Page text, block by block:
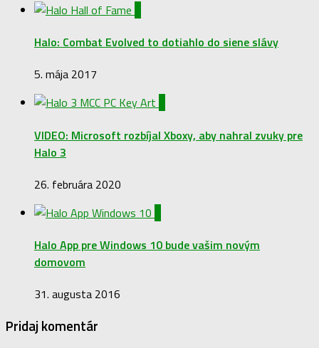
Halo: Combat Evolved to dotiahlo do siene slávy
5. mája 2017
VIDEO: Microsoft rozbíjal Xboxy, aby nahral zvuky pre
Halo 3
26. februára 2020
Halo App pre Windows 10 bude vašim novým
domovom
31. augusta 2016
Pridaj komentár